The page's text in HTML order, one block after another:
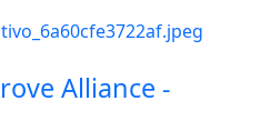
Alliance -